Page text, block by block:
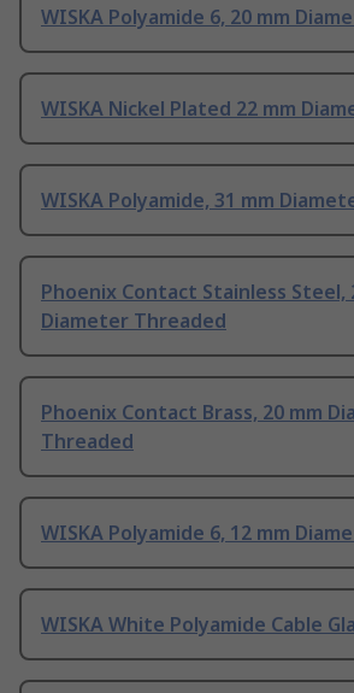
WISKA Polyamide 6, 20 mm
WISKA Nickel Plated 22 mm
WISKA Polyamide, 31 mm
Phoenix Contact Stainless Steel,
Diameter Threaded
Phoenix Contact Brass, 20 mm
Threaded
WISKA Polyamide 6, 12 mm
WISKA White Polyamide Cable